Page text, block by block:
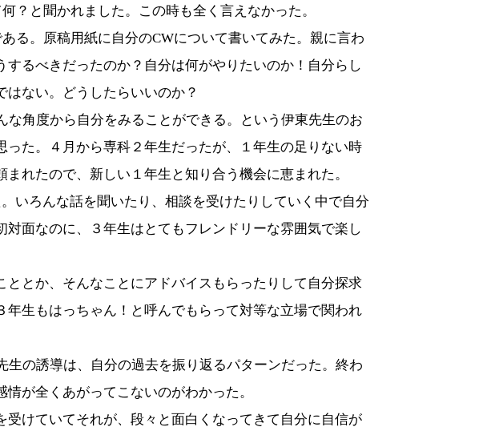
何？と聞かれました。この時も全く言えなかった。
る。原稿用紙に自分のCWについて書いてみた。親に言わ
るべきだったのか？自分は何がやりたいのか！自分らし
ない。どうしたらいいのか？
角度から自分をみることができる。という伊東先生のお
た。４月から専科２年生だったが、１年生の足りない時
れたので、新しい１年生と知り合う機会に恵まれた。
いろんな話を聞いたり、相談を受けたりしていく中で自分
面なのに、３年生はとてもフレンドリーな雰囲気で楽し
とか、そんなことにアドバイスもらったりして自分探求
生もはっちゃん！と呼んでもらって対等な立場で関われ
生の誘導は、自分の過去を振り返るパターンだった。終わ
が全くあがってこないのがわかった 。
けていてそれが、段々と面白くなってきて自分に自信が